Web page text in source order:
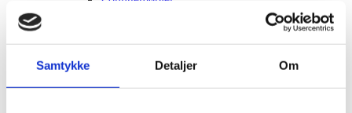
Samtykke Detaljer Om
Havebord med stole
Luksus Loveboats